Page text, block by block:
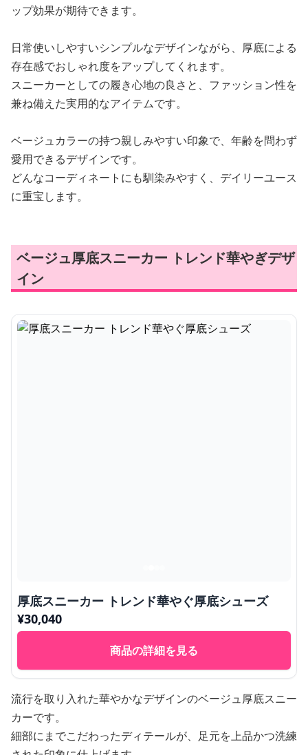
ップ効果が期待できます。
日常使いしやすいシンプルなデザインながら、厚底による
存在感でおしゃれ度をアップしてくれます。
スニーカーとしての履き心地の良さと、ファッション性を
兼ね備えた実用的なアイテムです。
ベージュカラーの持つ親しみやすい印象で、年齢を問わず
愛用できるデザインです。
どんなコーディネートにも馴染みやすく、デイリーユース
に重宝します。
ベージュ厚底スニーカー トレンド華やぎデザ
イン
厚底スニーカー トレンド華やぐ厚底シューズ
¥30,040
商品の詳細を見る
流行を取り入れた華やかなデザインのベージュ厚底スニー
カーです。
細部にまでこだわったディテールが、足元を上品かつ洗練